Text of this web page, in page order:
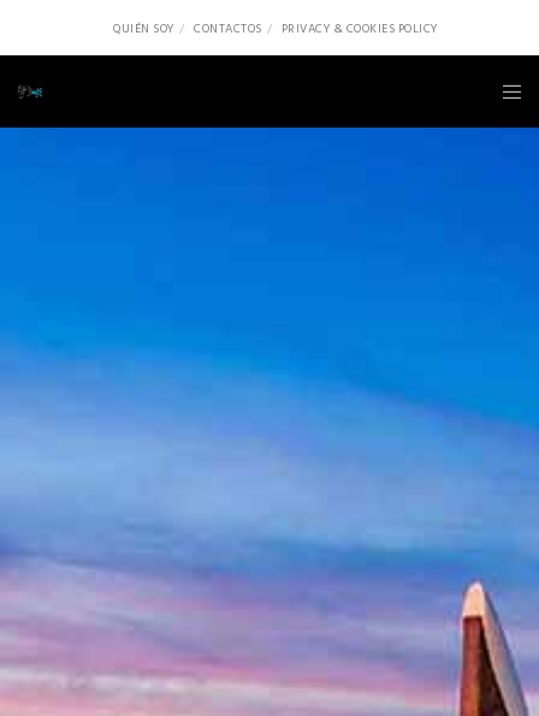
QUIÉN SOY CONTACTOS PRIVACY & COOKIES POLICY